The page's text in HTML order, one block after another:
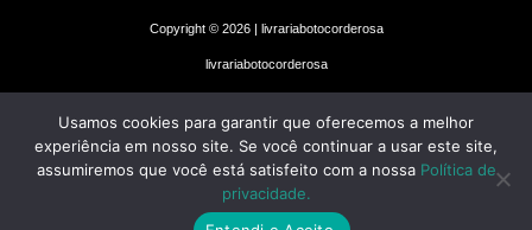
Copyright © 2026 | livrariabotocorderosa
livrariabotocorderosa
Usamos cookies para garantir que oferecemos a melhor
experiência em nosso site. Se você continuar a usar este site,
assumiremos que você está satisfeito com a nossa Política de
privacidade.